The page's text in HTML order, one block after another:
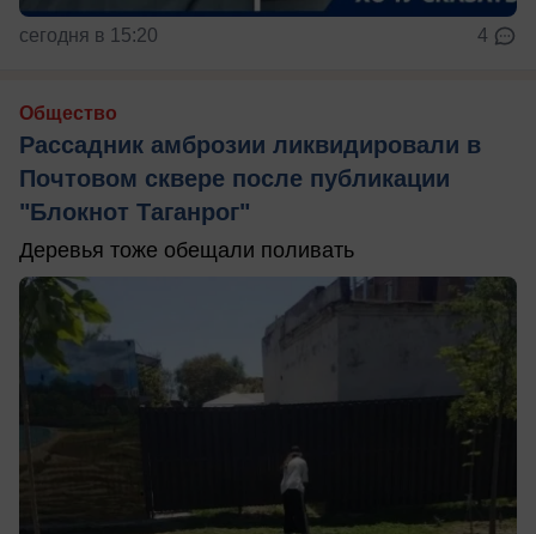
сегодня в 15:20 4
Общество
Рассадник амброзии ликвидировали в
Почтовом сквере после публикации
"Блокнот Таганрог"
Деревья тоже обещали поливать